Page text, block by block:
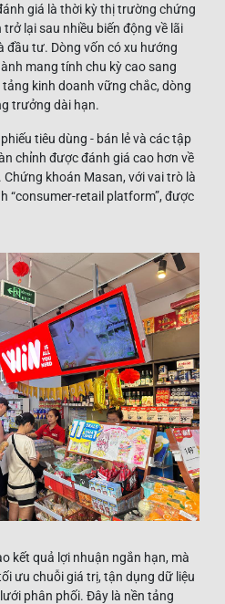
giá là thời kỳ thị trường chứng
lại sau nhiều biến động về lãi
đầu tư. Dòng vốn có xu hướng
mang tính chu kỳ cao sang
kinh doanh vững chắc, dòng
trưởng dài hạn.
tiêu dùng - bán lẻ và các tập
chỉnh được đánh giá cao hơn về
khoán Masan, với vai trò là
“consumer-retail platform”, được
kết quả lợi nhuận ngắn hạn, mà
ưu chuỗi giá trị, tận dụng dữ liệu
phân phối. Đây là nền tảng